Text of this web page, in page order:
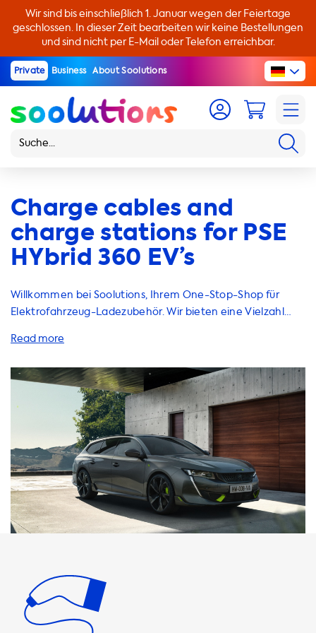
Wir sind bis einschließlich 1. Januar wegen der Feiertage
geschlossen. In dieser Zeit bearbeiten wir keine Bestellungen
und sind nicht per E-Mail oder Telefon erreichbar.
Private Business About Soolutions
Charge cables and
charge stations for PSE
HYbrid 360 EV’s
Willkommen bei Soolutions, Ihrem One-Stop-Shop für
Elektrofahrzeug-Ladezubehör. Wir bieten eine Vielzahl
Ihres Elektrofahrzeugs so einfach und bequem wie möglich
Heimladestationen, Ladekabel, Adapter, tragbare
Ladegeräte und Zubehör. Unsere Heimladestationen sind
eine großartige Möglichkeit, Ihr Elektrofahrzeug bequem
von zu Hause aus aufzuladen. Mit einer Heimladestation
können Sie Ihr Fahrzeug schnell und sicher aufladen, ohne
sich Gedanken über öffentliche Ladestationen machen zu
müssen. Unsere Ladestationen sind in verschiedenen
Leistungsstufen erhältlich, darunter 3,7 kW, 7,4 kW, 11 kW
und 22 kW. Bitte beachten Sie, dass das Elektrofahrzeug
niemals schneller aufgeladen werden kann als die
Leistungsstufen erhältlich und bieten eine einfache
Möglichkeit, Ihr Elektrofahrzeug an einer öffentlichen
Ladestation aufzuladen. Wir bieten auch Adapter an, um